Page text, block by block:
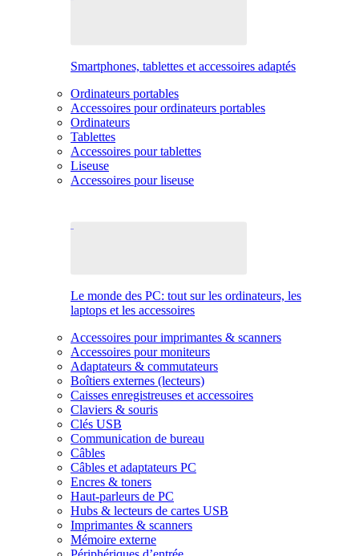
Smartphones, tablettes et accessoires adaptés
Ordinateurs portables
Accessoires pour ordinateurs portables
Ordinateurs
Tablettes
Accessoires pour tablettes
Liseuse
Accessoires pour liseuse
Le monde des PC: tout sur les ordinateurs, les
laptops et les accessoires
Accessoires pour imprimantes & scanners
Accessoires pour moniteurs
Adaptateurs & commutateurs
Boîtiers externes (lecteurs)
Caisses enregistreuses et accessoires
Claviers & souris
Clés USB
Communication de bureau
Câbles
Câbles et adaptateurs PC
Encres & toners
Haut-parleurs de PC
Hubs & lecteurs de cartes USB
Imprimantes & scanners
Mémoire externe